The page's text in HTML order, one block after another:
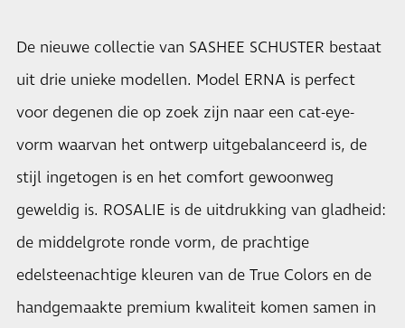
De nieuwe collectie van SASHEE SCHUSTER bestaat
uit drie unieke modellen. Model ERNA is perfect
voor degenen die op zoek zijn naar een cat-eye-
vorm waarvan het ontwerp uitgebalanceerd is, de
stijl ingetogen is en het comfort gewoonweg
geweldig is. ROSALIE is de uitdrukking van gladheid:
de middelgrote ronde vorm, de prachtige
edelsteenachtige kleuren van de True Colors en de
handgemaakte premium kwaliteit komen samen in